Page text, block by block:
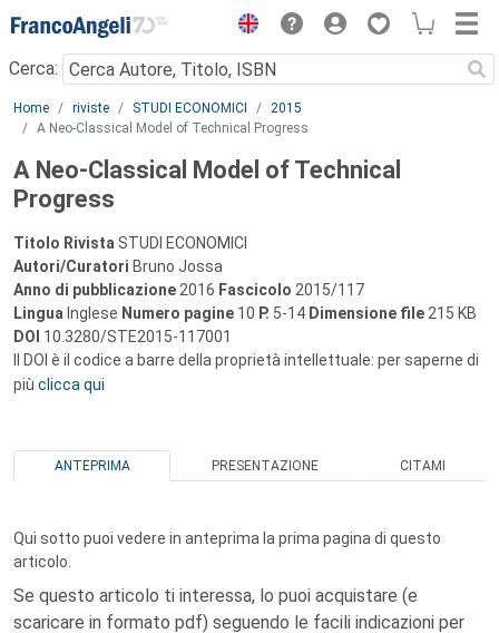
Menu
Cerca:
Main content
Home riviste STUDI ECONOMICI
2015
A Neo-Classical Model of Technical Progress
A Neo-Classical Model of Technical
Progress
Titolo Rivista STUDI ECONOMICI
Autori/Curatori Bruno Jossa
Anno di pubblicazione 2016 Fascicolo 2015/117
Lingua Inglese Numero pagine 10 P. 5-14 Dimensione file 215 KB
DOI 10.3280/STE2015-117001
Il DOI è il codice a barre della proprietà intellettuale: per saperne di
più clicca qui
ANTEPRIMA PRESENTAZIONE CITAMI
Qui sotto puoi vedere in anteprima la prima pagina di questo
articolo.
Se questo articolo ti interessa, lo puoi acquistare (e
scaricare in formato pdf) seguendo le facili indicazioni per